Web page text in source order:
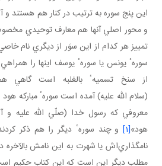
اين پنج سوره به ترتيب در كنار هم هستند و
و محور اصلي آنها هم معارف توحيدي
تمييز هر كدام از اين سوَر از ديگري نام
سورهٴ يونس يا سورهٴ يوسف اينها را
از سنخ تسميهٴ بالغلبه است گاهي
(سلام الله عليه) آمده است سورهٴ مباركه
معروفي كه رسول خدا (صلّي الله عليه و
هود»[1]
و چند سورهٴ ديگر را هم ذكر
نامگذاري‌اش يا شهرت به اين نامش
مطلب ديگر اين است كه اين كتاب حكيم